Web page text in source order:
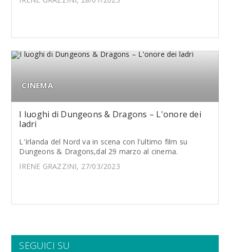
CINEMA
I luoghi di Dungeons & Dragons – L'onore dei
ladri
L'Irlanda del Nord va in scena con l'ultimo film su
Dungeons & Dragons,dal 29 marzo al cinema.
IRENE GRAZZINI, 27/03/2023
SEGUICI SU